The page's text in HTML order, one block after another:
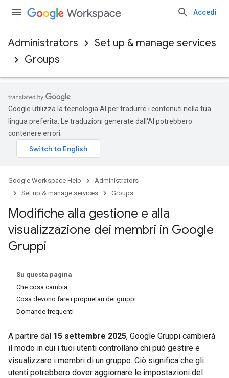
Accedi
Administrators
Set up & manage services
Groups
Google utilizza la tecnologia AI per tradurre i contenuti nella tua
lingua preferita. Le traduzioni generate dall'AI potrebbero
contenere errori.
Google Workspace Help
Administrators
Set up & manage services
Groups
Modifiche alla gestione e alla
visualizzazione dei membri in Google
Gruppi
Su questa pagina
Che cosa cambia
Cosa devono fare i proprietari dei gruppi
Domande frequenti
A partire dal 15 settembre 2025, Google Gruppi cambierà
il modo in cui i tuoi utenti controllano chi può gestire e
visualizzare i membri di un gruppo. Ciò significa che gli
utenti potrebbero dover aggiornare le impostazioni del